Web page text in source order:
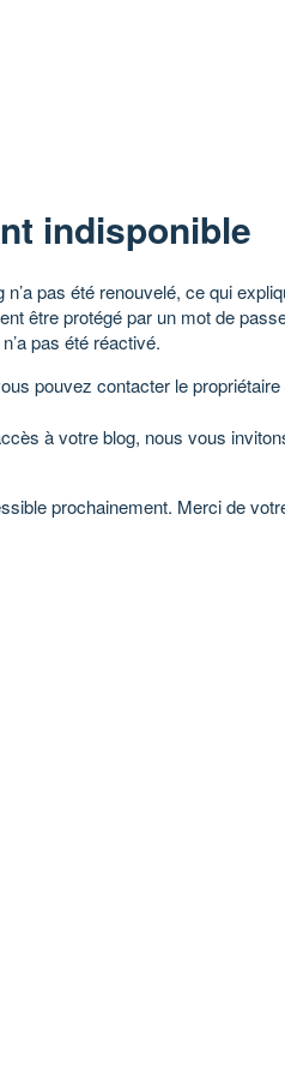
indisponible
pas été renouvelé, ce qui
être protégé par un mot de
pas été réactivé.
pouvez contacter le propriétaire
à votre blog, nous vous
prochainement. Merci de